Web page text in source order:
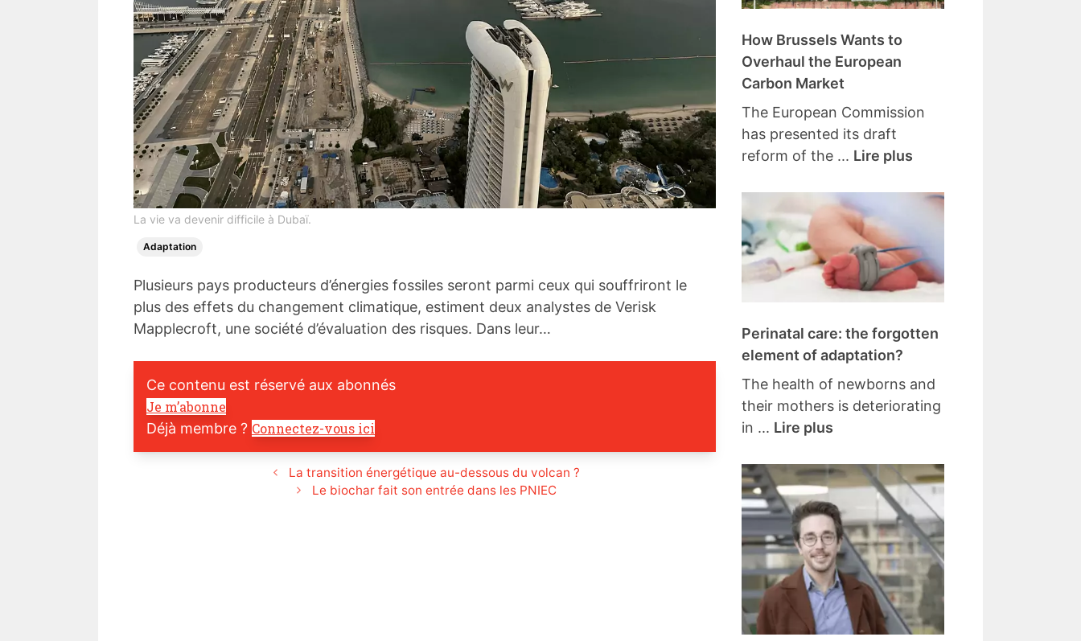
La vie va devenir difficile à Dubaï.
Adaptation
Plusieurs pays producteurs d’énergies fossiles seront parmi ceux qui souffriront le
plus des effets du changement climatique, estiment deux analystes de Verisk
Mapplecroft, une société d’évaluation des risques. Dans leur…
Ce contenu est réservé aux abonnés
Je m’abonne
Déjà membre ? Connectez-vous ici
La transition énergétique au-dessous du volcan ?
Le biochar fait son entrée dans les PNIEC
How Brussels Wants to
Overhaul the European
Carbon Market
The European Commission
has presented its draft
reform of the ... Lire plus
Perinatal care: the forgotten
element of adaptation?
The health of newborns and
their mothers is deteriorating
in ... Lire plus